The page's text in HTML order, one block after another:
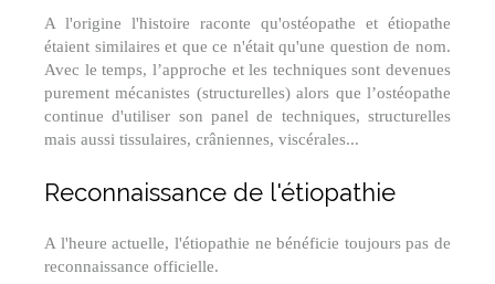
A l'origine l'histoire raconte qu'ostéopathe et étiopathe
étaient similaires et que ce n'était qu'une question de nom.
Avec le temps, l’approche et les techniques sont devenues
purement mécanistes (structurelles) alors que l’ostéopathe
continue d'utiliser son panel de techniques, structurelles
mais aussi tissulaires, crâniennes, viscérales...
Reconnaissance de l'étiopathie
A l'heure actuelle, l'étiopathie ne bénéficie toujours pas de
reconnaissance officielle.